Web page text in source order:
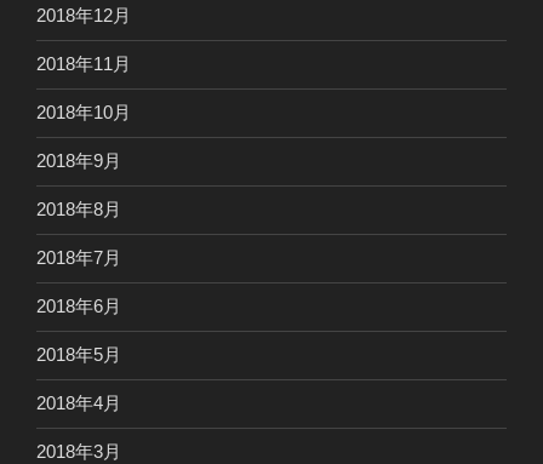
2018年12月
2018年11月
2018年10月
2018年9月
2018年8月
2018年7月
2018年6月
2018年5月
2018年4月
2018年3月